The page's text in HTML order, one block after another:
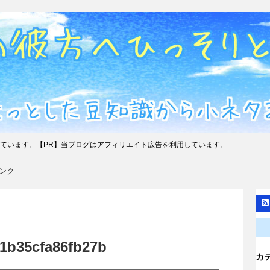
います。【PR】当ブログはアフィリエイト広告を利用しています。
ク
カ